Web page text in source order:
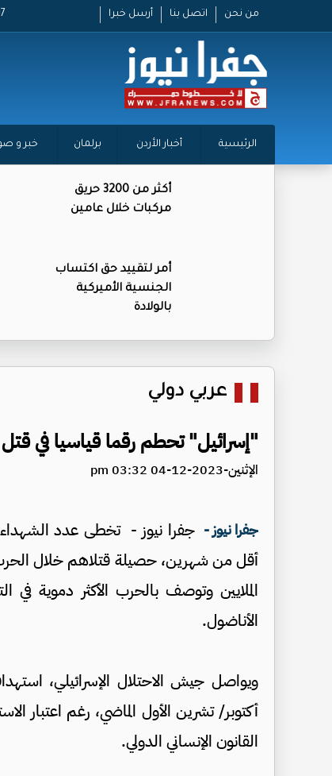
من نحن اتصل بنا أرسل خبرا
الرئيسية أخبار الأردن برلمان خبر و
أكثر من 3200 حريق
مركبات خلال عامين
أمر لتقييد حق اكتساب
الجنسية الأميركية
بالولادة
عربي دولي
"إسرائيل" تحطم رقما قياسيا في قتل
الإثنين-2023-12-04 03:32 pm
جفرا نيوز - جفرا نيوز - تخطى عدد الشهداء
الملايين وتوصف بالحرب الأكثر دموية
الأناضول.
أكتوبر/ تشرين الأول الماضي، رغم اعتبار
القانون الإنساني الدولي.